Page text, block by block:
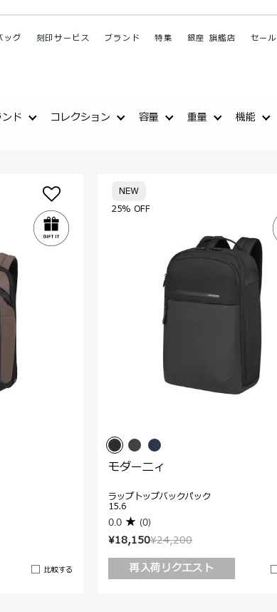
ッグ 刻印サービス ブランド 特集 銀座 旗艦店 セール
ド コレクション 容量 重量 機能
比較する
¥24,200
¥18,150
再入荷リクエスト
25% OFF
NEW
モダーニィ
ラップトップバックパック
15.6
0.0 (0)